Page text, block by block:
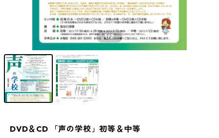
1/2
DVD＆CD 「声の学校」初等＆中等